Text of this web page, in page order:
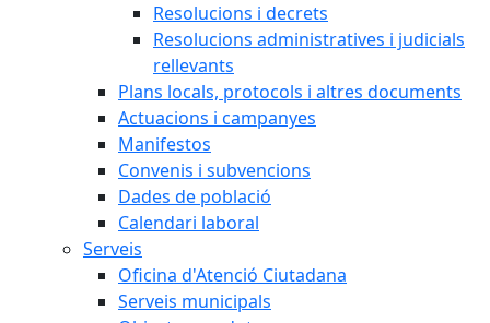
Resolucions i decrets
Resolucions administratives i judicials
rellevants
Plans locals, protocols i altres documents
Actuacions i campanyes
Manifestos
Convenis i subvencions
Dades de població
Calendari laboral
Serveis
Oficina d'Atenció Ciutadana
Serveis municipals